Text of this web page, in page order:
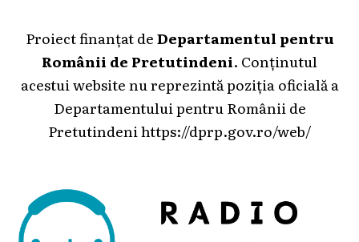
Proiect finanțat deDepartamentul pentru
Românii de Pretutindeni. Conținutul
acestui website nu reprezintă poziția oficială a
Departamentului pentru Românii de
Pretutindeni https://dprp.gov.ro/web/